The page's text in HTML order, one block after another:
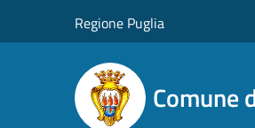
Regione Puglia
Comune